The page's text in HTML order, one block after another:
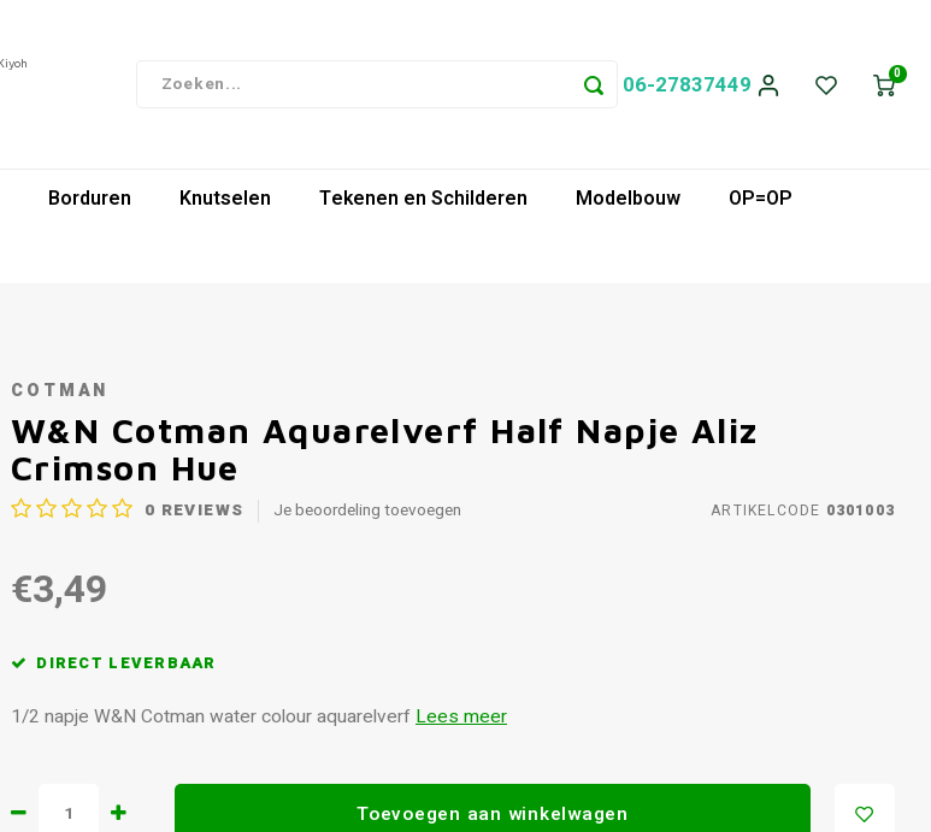
06-27837449 0
Borduren Knutselen Tekenen en Schilderen Modelbouw
OP=OP
COTMAN
W&N Cotman Aquarelverf Half Napje Aliz
Crimson Hue
0 REVIEWS Je beoordeling toevoegen ARTIKELCODE 0301003
€3,49
DIRECT LEVERBAAR
1/2 napje W&N Cotman water colour aquarelverf Lees meer
Toevoegen aan winkelwagen